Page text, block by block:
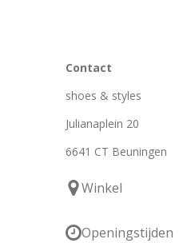
Contact
shoes & styles
Julianaplein 20
6641 CT Beuningen
Winkel
Openingstijden